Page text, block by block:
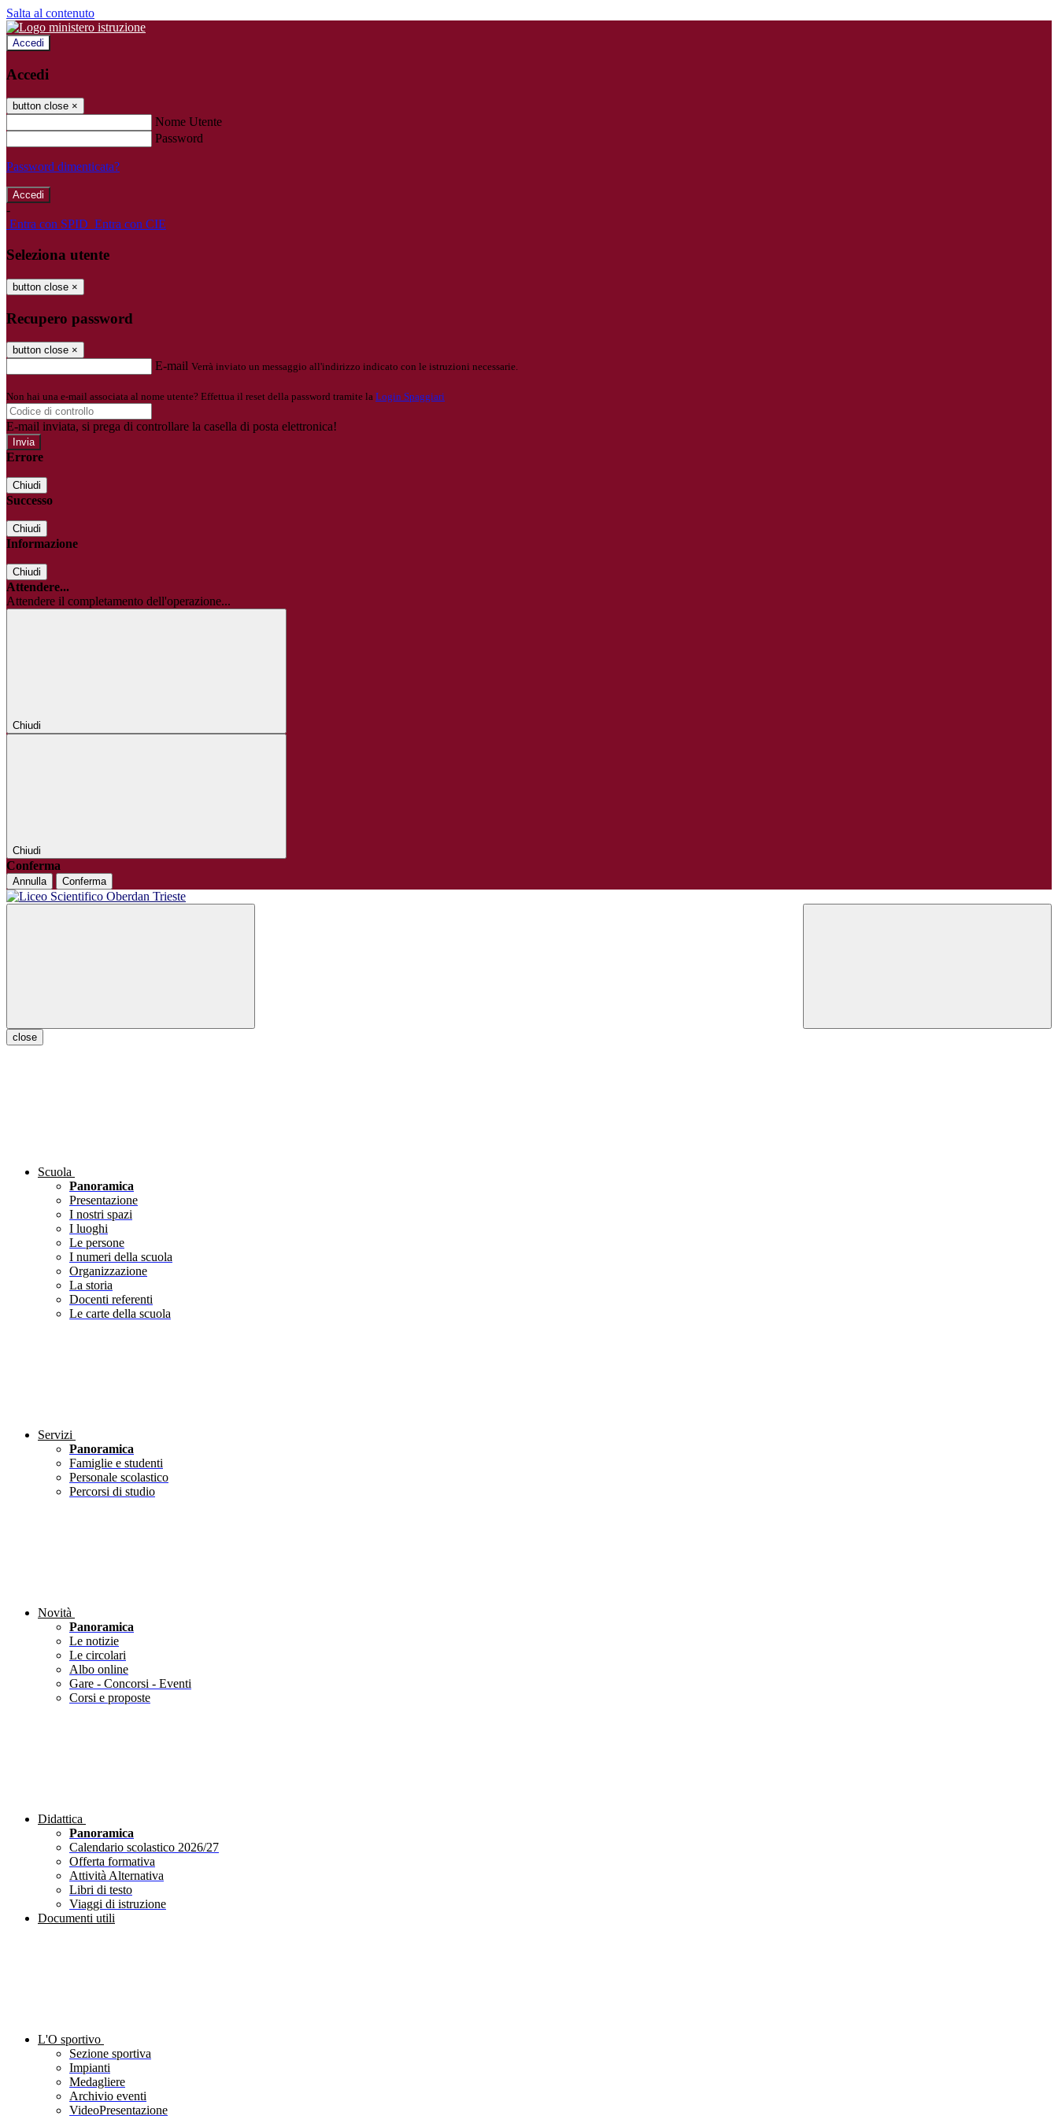
Salta al contenuto
Accedi
Accedi
button close ×
Nome Utente
Password
Password dimenticata?
-
Entra con SPID Entra con CIE
Seleziona utente
button close ×
Recupero password
button close ×
E-mail Verrà inviato un messaggio all'indirizzo indicato con le istruzioni necessarie.
Non hai una e-mail associata al nome utente? Effettua il reset della password tramite la Login Spaggiari
E-mail inviata, si prega di controllare la casella di posta elettronica!
Errore
Chiudi
Successo
Chiudi
Informazione
Chiudi
Attendere...
Attendere il completamento dell'operazione...
Chiudi
Chiudi
Conferma
Annulla Conferma
close
Scuola
Panoramica
Presentazione
I nostri spazi
I luoghi
Le persone
I numeri della scuola
Organizzazione
La storia
Docenti referenti
Le carte della scuola
Servizi
Panoramica
Famiglie e studenti
Personale scolastico
Percorsi di studio
Novità
Panoramica
Le notizie
Le circolari
Albo online
Gare - Concorsi - Eventi
Corsi e proposte
Didattica
Panoramica
Calendario scolastico 2026/27
Offerta formativa
Attività Alternativa
Libri di testo
Viaggi di istruzione
Documenti utili
L'O sportivo
Sezione sportiva
Impianti
Medagliere
Archivio eventi
VideoPresentazione